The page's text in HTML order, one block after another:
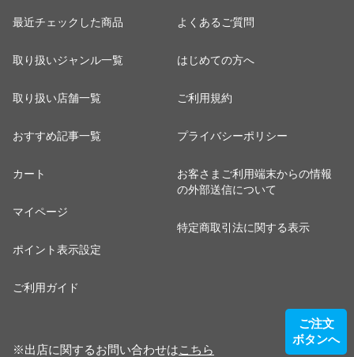
ご注文
ボタンへ
最近チェックした商品
取り扱いジャンル一覧
取り扱い店舗一覧
おすすめ記事一覧
カート
マイページ
ポイント表示設定
ご利用ガイド
よくあるご質問
はじめての方へ
ご利用規約
プライバシーポリシー
お客さまご利用端末からの情報
の外部送信について
特定商取引法に関する表示
※出店に関するお問い合わせはこちら